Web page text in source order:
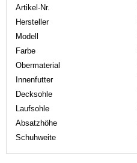
Artikel-Nr.
Hersteller
Modell
Farbe
Obermaterial
Innenfutter
Decksohle
Laufsohle
Absatzhöhe
Schuhweite